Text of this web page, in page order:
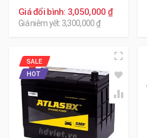
Giá đổi bình: 3,050,000 ₫
Giá niêm yết: 3,300,000 ₫
SALE
HOT